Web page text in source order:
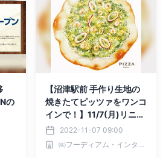
の
【沼津駅前 手作り生地の
焼きたてピッツァをワンコ
インで！】11/7(月)リニュ
ーアルOPEN ‼伊酒家ダイ
ニングKaito☆彡ワイン飲
み放題350円(税込385円)
2022-11-07 09:00
㈱フーディアム・インターナショナル